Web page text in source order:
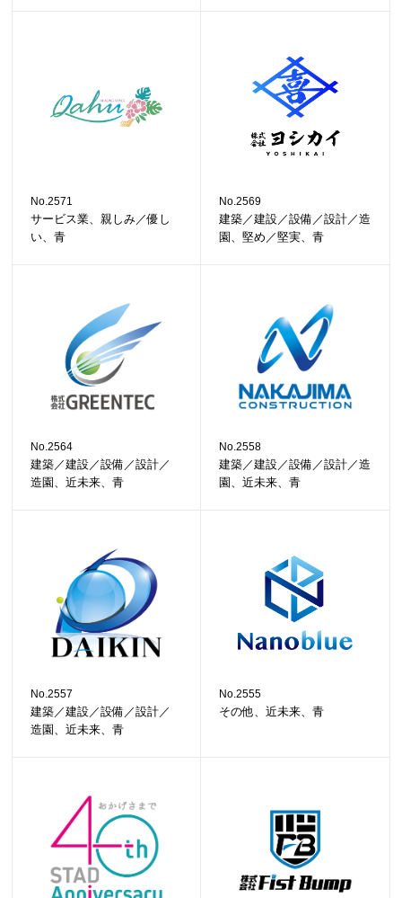
No.2571
サービス業、親しみ／優し
い、青
No.2569
建築／建設／設備／設計／造
園、堅め／堅実、青
No.2564
建築／建設／設備／設計／
造園、近未来、青
No.2558
建築／建設／設備／設計／造
園、近未来、青
No.2557
建築／建設／設備／設計／
造園、近未来、青
No.2555
その他、近未来、青